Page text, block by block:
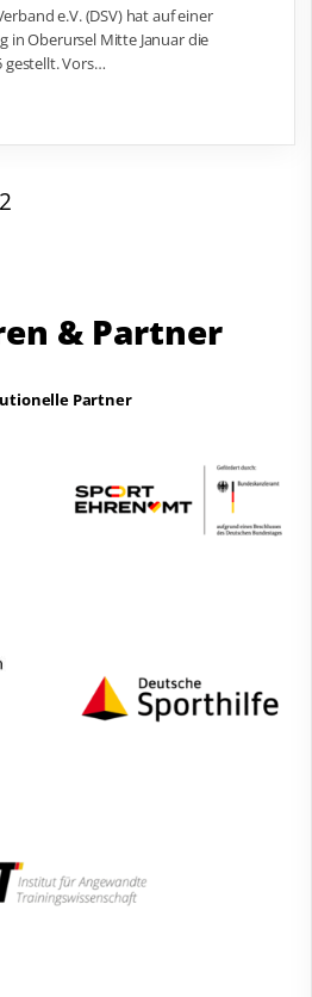
e.V. (DSV) hat auf einer
in Oberursel Mitte Januar die
gestellt. Vors…
& Partner
Partner